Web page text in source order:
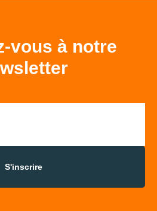
vous à notre
S'inscrire